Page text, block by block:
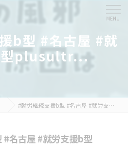
b型 #名古屋 #就
型plusultr...
#就労継続支援b型 #名古屋 #就労支援b型plusultr...
#名古屋 #就労支援b型